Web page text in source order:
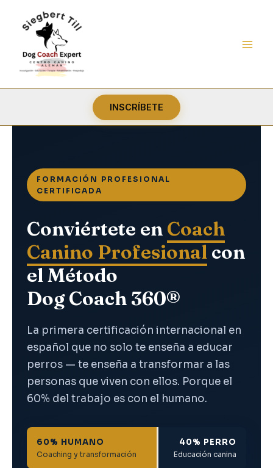
contenido
INSCRÍBETE
FORMACIÓN PROFESIONAL
CERTIFICADA
Conviértete en Coach
Canino Profesional con
el Método
Dog Coach 360®
La primera certificación internacional en
español que no solo te enseña a educar
perros — te enseña a transformar a las
personas que viven con ellos. Porque el
60% del trabajo es con el humano.
60% HUMANO
Coaching y transformación
40% PERRO
Educación canina